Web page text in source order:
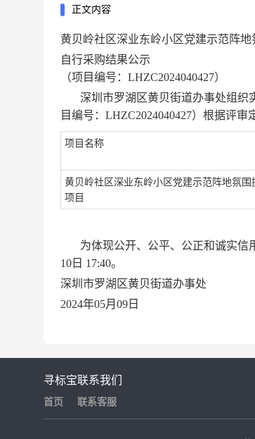
正文内容
黄贝岭社区深业东岭小区党建示范阵
自行采购结果公示
（项目编号：LHZC2024040427）
深圳市罗湖区黄贝街道办事处组织
目编号：LHZC2024040427）根据评
项目名称
黄贝岭社区深业东岭小区党建示范阵地氛
项目
为体现公开、公平、公正和诚实信用
10日 17:40。
深圳市罗湖区黄贝街道办事处
2024年05月09日
寻标宝
首页
联系我们
联系客服